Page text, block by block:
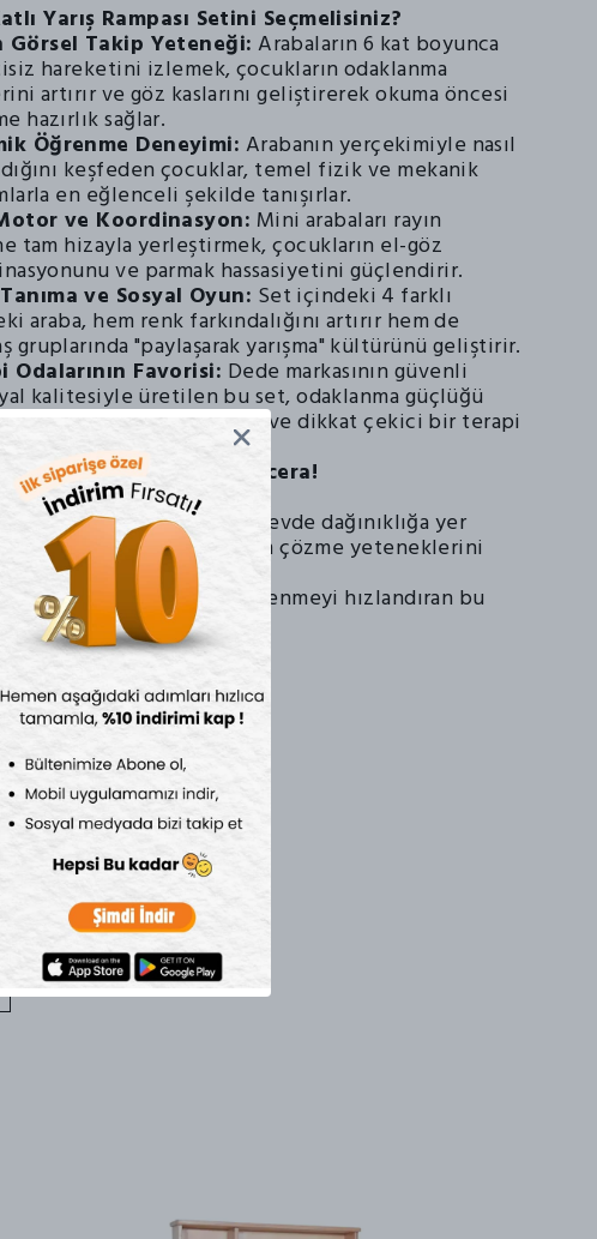
Yarış Rampası Setini Seçmelisiniz?
Görsel Takip Yeteneği: Arabaların 6 kat boyunca
hareketini izlemek, çocukların odaklanma
artırır ve göz kaslarını geliştirerek okuma öncesi
hazırlık sağlar.
Öğrenme Deneyimi: Arabanın yerçekimiyle nasıl
keşfeden çocuklar, temel fizik ve mekanik
en eğlenceli şekilde tanışırlar.
ve Koordinasyon: Mini arabaları rayın
tam hizayla yerleştirmek, çocukların el-göz
ve parmak hassasiyetini güçlendirir.
ve Sosyal Oyun: Set içindeki 4 farklı
araba, hem renk farkındalığını artırır hem de
gruplarında "paylaşarak yarışma" kültürünü geliştirir.
Odalarının Favorisi: Dede markasının güvenli
kalitesiyle üretilen bu set, odaklanma güçlüğü
çocuklar için sakinleştirici ve dikkat çekici bir terapi
Taşıyan 6 Katlı Macera!
boyutlarındaki tasarımıyla evde dağınıklığa yer
bu set, çocukların problem çözme yeteneklerini
Market güvencesiyle, öğrenmeyi hızlandıran bu
hemen keşfedin!